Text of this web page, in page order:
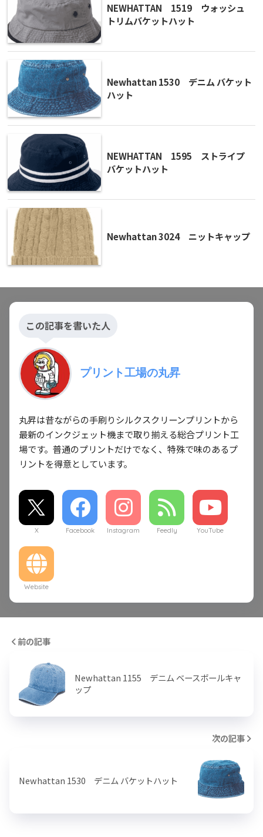
NEWHATTAN 1519 ウォッシュ
トリムバケットハット
Newhattan 1530 デニム バケット
ハット
NEWHATTAN 1595 ストライプ
バケットハット
Newhattan 3024 ニットキャップ
この記事を書いた人
プリント工場の丸昇
丸昇は昔ながらの手刷りシルクスクリーンプリントから
最新のインクジェット機まで取り揃える総合プリント工
場です。普通のプリントだけでなく、特殊で味のあるプ
リントを得意としています。
X Facebook Instagram Feedly YouTube
Website
前の記事
Newhattan 1155 デニム ベースボールキャ
ップ
次の記事
Newhattan 1530 デニム バケットハット